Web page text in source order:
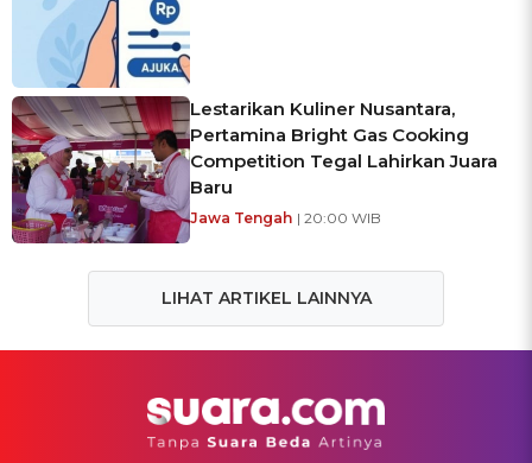
Lestarikan Kuliner Nusantara,
Pertamina Bright Gas Cooking
Competition Tegal Lahirkan Juara
Baru
Jawa Tengah | 20:00 WIB
LIHAT ARTIKEL LAINNYA